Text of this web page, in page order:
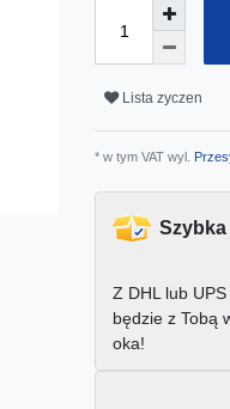
Lista zyczen
* w tym VAT wyl.
Z DHL lub
będzie z Tobą
oka!